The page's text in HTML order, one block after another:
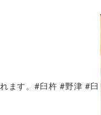
ます。#臼杵 #野津 #臼